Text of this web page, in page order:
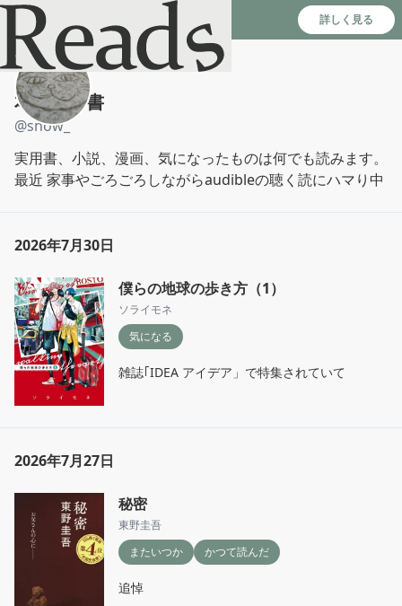
Reads - 読書のSNS＆記録アプリ 詳しく見る
本好き司書
@snow_
実用書、小説、漫画、気になったものは何でも読みます。
最近 家事やごろごろしながらaudibleの聴く読にハマり中
2026年7月30日
僕らの地球の歩き方（1）
ソライモネ
気になる
雑誌｢IDEA アイデア」で特集されていて
2026年7月27日
秘密
東野圭吾
またいつか
かつて読んだ
追悼